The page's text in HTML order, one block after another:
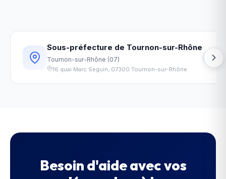
Sous-préfecture de Tournon-sur-Rhône
Tournon-sur-Rhône (07)
16 quai Marc Seguin, 07300 Tournon-sur-Rhône
15km
Besoin d'aide avec vos